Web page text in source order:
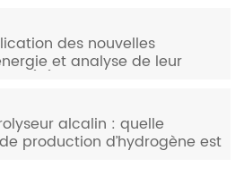
des nouvelles
et analyse de leur
alcalin : quelle
production d’hydrogène est